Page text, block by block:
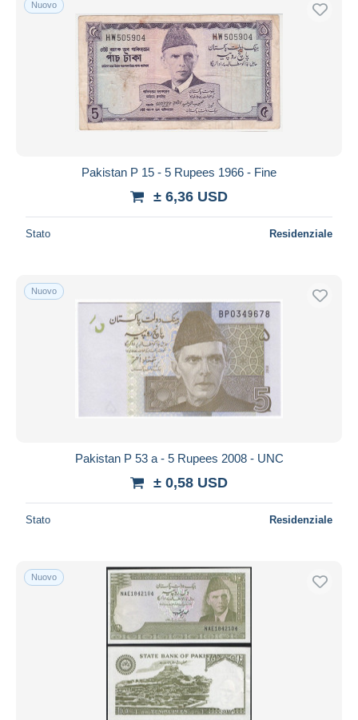
Spedizione gratuita
Metodi di pagamento
PayPal
Bonifico bancario
Visa
Mastercard
iDeal
Aggiorna
Nuovo
Pakistan P 15 - 5 Rupees 1966 - Fine
± 6,36 USD
Stato Residenziale
Nuovo
Pakistan P 53 a - 5 Rupees 2008 - UNC
± 0,58 USD
Stato Residenziale
Nuovo